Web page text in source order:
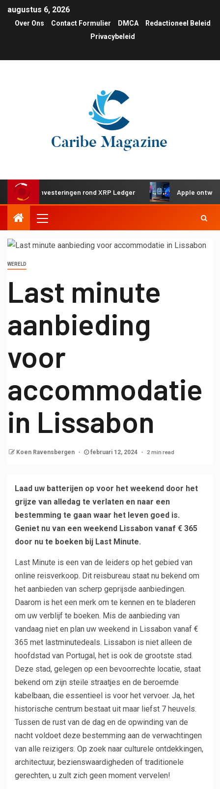
augustus 6, 2026
Over Ons Contact Formulier DMCA
Redactioneel Beleid
Privacybeleid
investeringen rond XRP Ledger Apple ontwikkelt
WERELD
Last minute
aanbieding
voor
accommodatie
in Lissabon
Koen Ravensbergen februari 12, 2024 2 min read
Laad uw batterijen op voor het weekend door het
grijze van alledag te verlaten en naar een
bestemming te gaan waar het leven goed is.
Geniet nu van een weekend Lissabon vanaf € 365
door nu te boeken bij Last Minute.
Last Minute is een van de leiders op het gebied van
online reisverkoop. Dit reisbureau staat nu bekend om
het aanbieden van scherp geprijsde aanbiedingen.
Daarom is het een merk om te kennen en te bladeren
om uw verblijf te boeken. Mis de aanbieding van
vandaag niet en plan uw weekend in Lissabon vanaf €
365 met lastminutedeals. Lissabon is niet alleen de
hoofdstad van Portugal, het is ook de grootste stad.
Deze stad, gelegen op een bevoorrechte locatie, staat
bekend om zijn steile straatjes en de beroemde
kabelbaan, die essentieel is voor het vervoer. Ja, het
historische centrum bestaat uit maar liefst 7 heuvels.
Tussen de rust van de dag en de opwinding van de
nacht voldoet deze bestemming aan de verwachtingen
van alle reizigers. Op zoek naar culturele ontdekkingen,
architectuur, bezienswaardigheden of traditionele
gerechten, u zult zich geen moment vervelen!